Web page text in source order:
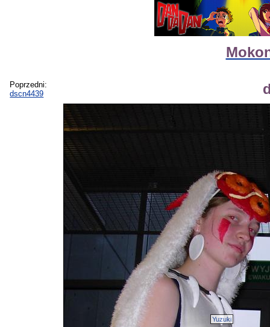
Poprzedni:
dscn4439
Yuzuki